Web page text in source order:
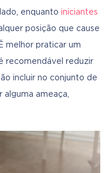
enquanto iniciantes
posição que cause
melhor praticar um
recomendável reduzir
incluir no conjunto de
alguma ameaça,